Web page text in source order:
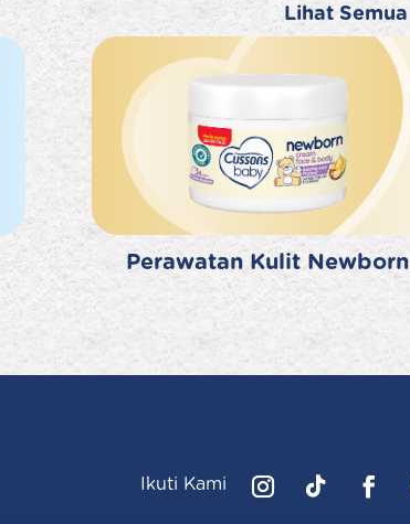
Lihat Semua
Perawatan Kulit Newborn
Ikuti Kami